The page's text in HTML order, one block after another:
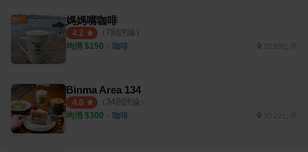
媽媽嘴咖啡
4.2 （ 7則評論）
均消 $150 ・ 咖啡 28.69公里
Binma Area 134
4.0 （ 34則評論）
均消 $300 ・ 咖啡 30.22公里